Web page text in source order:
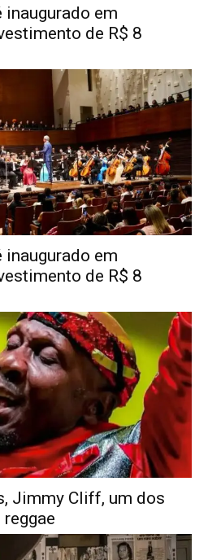
em
de R$ 8
em
de R$ 8
Jimmy Cliff, um dos